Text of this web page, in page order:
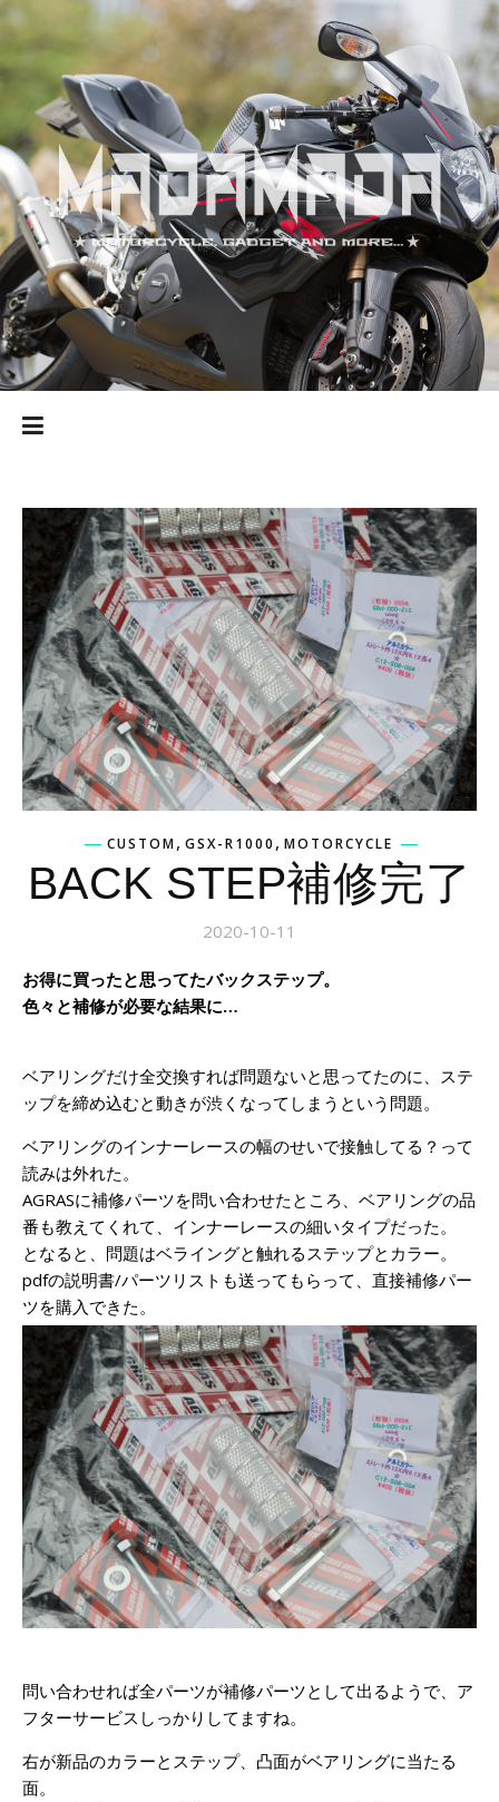
CUSTOM, GSX-R1000 , MOTORCYCLE
BACK STEP補修完了
2020-10-11
お得に買ったと思ってたバックステップ。
色々と補修が必要な結果に…
ベアリングだけ全交換すれば問題ないと思ってたのに、ステ
ップを締め込むと動きが渋くなってしまうという問題。
ベアリングのインナーレースの幅のせいで接触してる？って
読みは外れた。
AGRASに補修パーツを問い合わせたところ、ベアリングの品
番も教えてくれて、インナーレースの細いタイプだった。
となると、問題はベライングと触れるステップとカラー。
pdfの説明書/パーツリストも送ってもらって、直接補修パー
ツを購入できた。
問い合わせれば全パーツが補修パーツとして出るようで、ア
フターサービスしっかりしてますね。
右が新品のカラーとステップ、凸面がベアリングに当たる
面。